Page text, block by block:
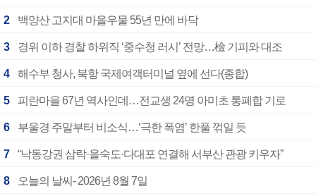
2 백양산 고지대 마을우물 55년 만에 바닥
3 경위 이하 경찰 하위직 ‘중수청 러시’ 전망…檢 기피와 대조
4 해수부 청사, 북항 국제여객터미널 옆에 선다(종합)
5 피란마을 67년 역사인데…전교생 24명 아미초 통폐합 기로
6 부울경 주말부터 비소식…‘극한 폭염’ 한풀 꺾일 듯
7 “낙동강권 삼락·을숙도·다대포 연결해 서부산 관광 키우자”
8 오늘의 날씨- 2026년 8월 7일